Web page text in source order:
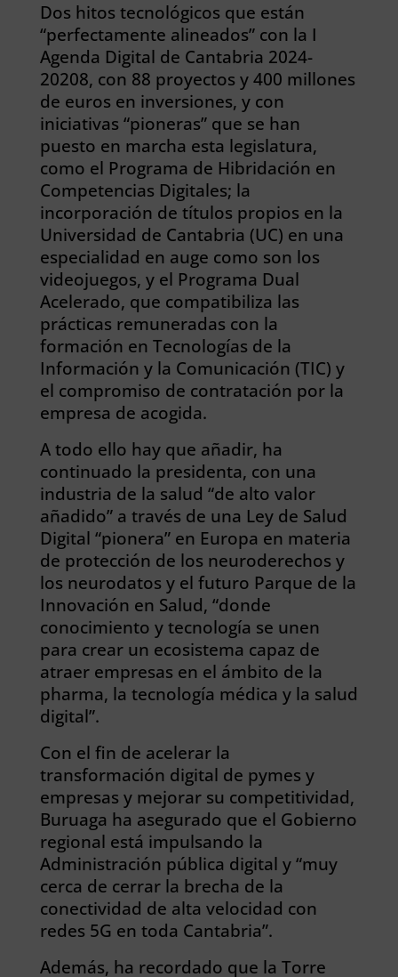
Dos hitos tecnológicos que están
“perfectamente alineados” con la I
Agenda Digital de Cantabria 2024-
20208, con 88 proyectos y 400 millones
de euros en inversiones, y con
iniciativas “pioneras” que se han
puesto en marcha esta legislatura,
como el Programa de Hibridación en
Competencias Digitales; la
incorporación de títulos propios en la
Universidad de Cantabria (UC) en una
especialidad en auge como son los
videojuegos, y el Programa Dual
Acelerado, que compatibiliza las
prácticas remuneradas con la
formación en Tecnologías de la
Información y la Comunicación (TIC) y
el compromiso de contratación por la
empresa de acogida.
A todo ello hay que añadir, ha
continuado la presidenta, con una
industria de la salud “de alto valor
añadido” a través de una Ley de Salud
Digital “pionera” en Europa en materia
de protección de los neuroderechos y
los neurodatos y el futuro Parque de la
Innovación en Salud, “donde
conocimiento y tecnología se unen
para crear un ecosistema capaz de
atraer empresas en el ámbito de la
pharma, la tecnología médica y la salud
digital”.
Con el fin de acelerar la
transformación digital de pymes y
empresas y mejorar su competitividad,
Buruaga ha asegurado que el Gobierno
regional está impulsando la
Administración pública digital y “muy
cerca de cerrar la brecha de la
conectividad de alta velocidad con
redes 5G en toda Cantabria”.
Además, ha recordado que la Torre